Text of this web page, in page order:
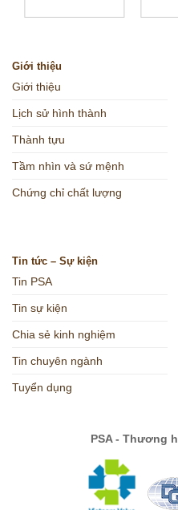
Giới thiệu
Giới thiệu
Lịch sử hình thành
Thành tựu
Tầm nhìn và sứ mệnh
Chứng chỉ chất lượng
Tin tức – Sự kiện
Tin PSA
Tin sự kiện
Chia sẻ kinh nghiệm
Tin chuyên ngành
Tuyển dụng
PSA - Thương